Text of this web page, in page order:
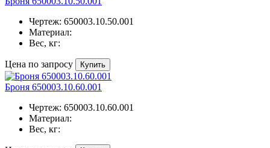
Чертеж: 650003.10.50.001
Материал:
Вес, кг:
Цена по запросу Купить
Броня 650003.10.60.001
Чертеж: 650003.10.60.001
Материал:
Вес, кг: